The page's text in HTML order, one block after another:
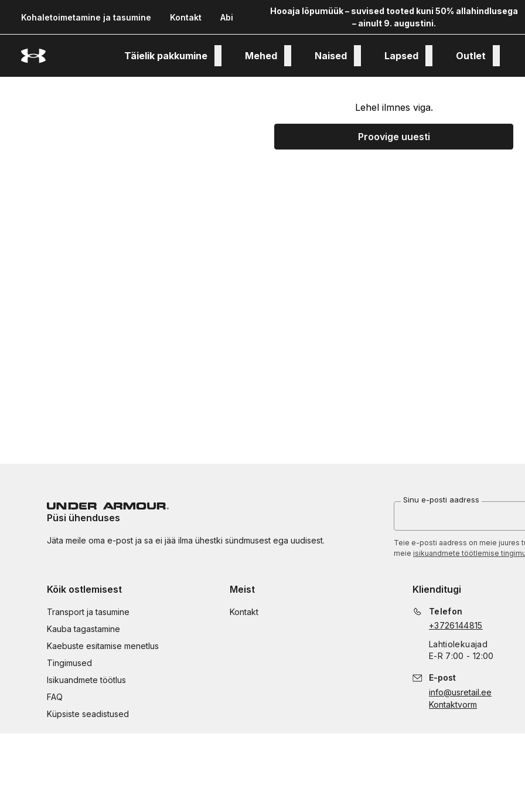
Kohaletoimetamine ja tasumine Kontakt Abi
Hooaja lõpumüük – suvised tooted kuni 50% allahindlusega
– ainult 9. augustini.
Täielik pakkumine Mehed Naised Lapsed Outlet
Lehel ilmnes viga.
Proovige uuesti
Püsi ühenduses
Jäta meile oma e-post ja sa ei jää ilma ühestki sündmusest ega uudisest.
Sinu e-posti aadress
Teie e-posti aadress on meie juures
meie isikuandmete töötlemise
Kõik ostlemisest
Transport ja tasumine
Kauba tagastamine
Kaebuste esitamise menetlus
Tingimused
Isikuandmete töötlus
FAQ
Küpsiste seadistused
Meist
Kontakt
Klienditugi
Telefon
+3726144815
Lahtiolekuajad
E-R 7:00 - 12:00
E-post
info@usretail.ee
Kontaktvorm